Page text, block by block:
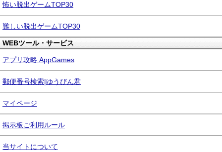
怖い脱出ゲームTOP30
難しい脱出ゲームTOP30
WEBツール・サービス
アプリ攻略 AppGames
郵便番号検索|ゆうびん君
マイページ
掲示板ご利用ルール
当サイトについて